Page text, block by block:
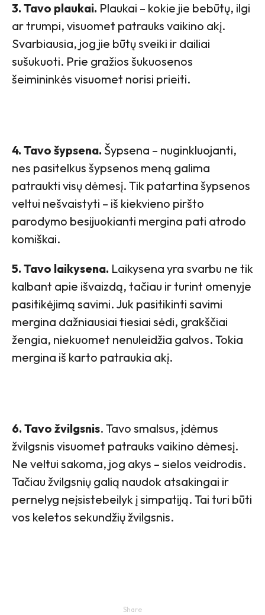
3. Tavo plaukai. Plaukai – kokie jie bebūtų, ilgi
ar trumpi, visuomet patrauks vaikino akį.
Svarbiausia, jog jie būtų sveiki ir dailiai
sušukuoti. Prie gražios šukuosenos
šeimininkės visuomet norisi prieiti.
4. Tavo šypsena. Šypsena – nuginkluojanti,
nes pasitelkus šypsenos meną galima
patraukti visų dėmesį. Tik patartina šypsenos
veltui nešvaistyti – iš kiekvieno piršto
parodymo besijuokianti mergina pati atrodo
komiškai.
5. Tavo laikysena. Laikysena yra svarbu ne tik
kalbant apie išvaizdą, tačiau ir turint omenyje
pasitikėjimą savimi. Juk pasitikinti savimi
mergina dažniausiai tiesiai sėdi, grakščiai
žengia, niekuomet nenuleidžia galvos. Tokia
mergina iš karto patraukia akį.
6. Tavo žvilgsnis. Tavo smalsus, įdėmus
žvilgsnis visuomet patrauks vaikino dėmesį.
Ne veltui sakoma, jog akys – sielos veidrodis.
Tačiau žvilgsnių galią naudok atsakingai ir
pernelyg neįsistebeilyk į simpatiją. Tai turi būti
vos keletos sekundžių žvilgsnis.
Share